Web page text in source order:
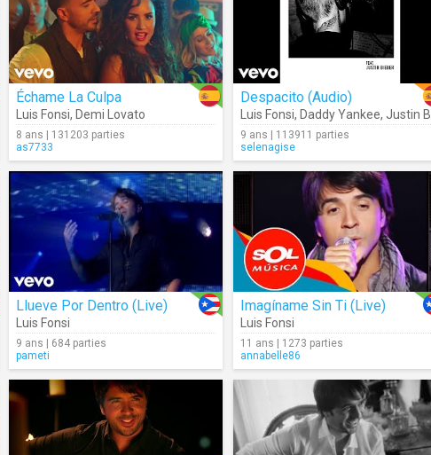
Échame La Culpa
Luis Fonsi, Demi Lovato
8 ans | 131203 parties
as7733
Despacito (Audio)
Luis Fonsi, Daddy Yankee, Justin Bieber
9 ans | 113911 parties
selenagise
Llueve Por Dentro (Live)
Luis Fonsi
9 ans | 684 parties
pameti
Imagíname Sin Ti (Live)
Luis Fonsi
11 ans | 1273 parties
annabelle86